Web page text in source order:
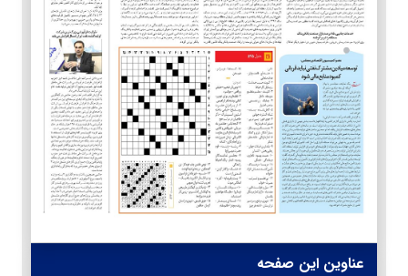
عناوین این صفحه